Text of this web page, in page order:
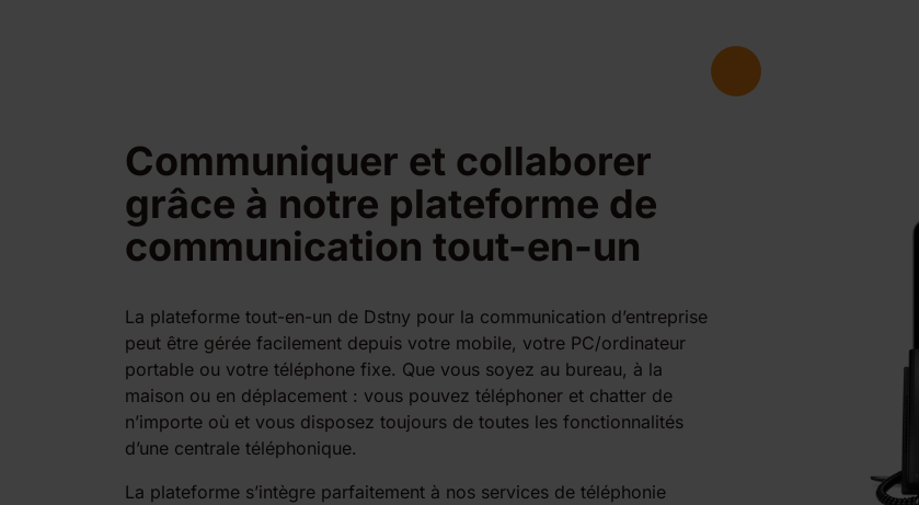
Communiquer et collaborer
grâce à notre plateforme de
communication tout-en-un
La plateforme tout-en-un de Dstny pour la communication d’entreprise
peut être gérée facilement depuis votre mobile, votre PC/ordinateur
portable ou votre téléphone fixe. Que vous soyez au bureau, à la
maison ou en déplacement : vous pouvez téléphoner et chatter de
n’importe où et vous disposez toujours de toutes les fonctionnalités
d’une centrale téléphonique.
La plateforme s’intègre parfaitement à nos services de téléphonie